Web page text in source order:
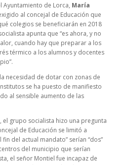
Ayuntamiento de Lorca, María
al concejal de Educación que
colegios se beneficiarán en 2018
apunta que “es ahora, y no
cuando hay que preparar a los
térmico a los alumnos y docentes
necesidad de dotar con zonas de
se ha puesto de manifiesto
al sensible aumento de las
grupo socialista hizo una pregunta
de Educación se limitó a
del actual mandato” serían “dos”
del municipio que serían
el señor Montiel fue incapaz de